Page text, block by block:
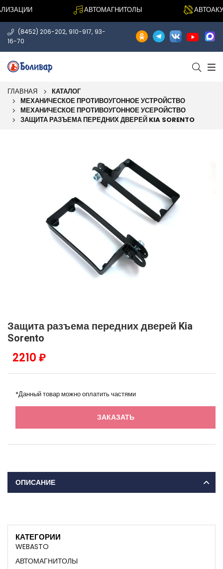
АВТОМАГНИТОЛЫ
(8452) 206-202, 910-917, 93-
16-70
ГЛАВНАЯ
КАТАЛОГ
МЕХАНИЧЕСКОЕ ПРОТИВОУГОННОЕ УСТРОЙСТВО
МЕХАНИЧЕСКОЕ ПРОТИВОУГОННОЕ УСЕРОЙСТВО
ЗАЩИТА РАЗЪЕМА ПЕРЕДНИХ ДВЕРЕЙ KIA SORENTO
Защита разъема передних дверей Kia
Sorento
2210 ₽
*Данный товар можно оплатить частями
ЗАКАЗАТЬ
ОПИСАНИЕ
КАТЕГОРИИ
WEBASTO
АВТОМАГНИТОЛЫ